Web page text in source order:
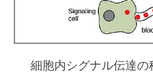
細胞内シグナル伝達